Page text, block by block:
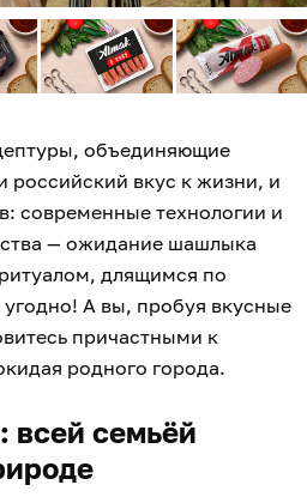
объединяющие
российский вкус к жизни, и
современные технологии и
— ожидание шашлыка
длящимся по
А вы, пробуя вкусные
причастными к
родного города.
всей семьёй